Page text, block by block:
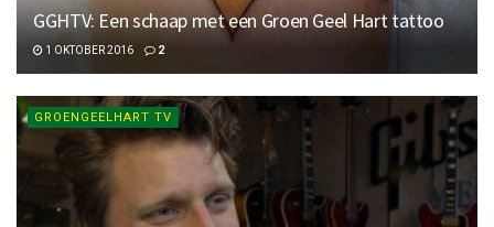
GGHTV: Een schaap met een Groen Geel Hart tattoo
1 OKTOBER 2016 2
GROENGEELHART TV